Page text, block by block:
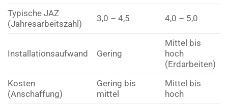
Typische JAZ
(Jahresarbeitszahl)
3,0 – 4,5 4,0 – 5,0
Installationsaufwand Gering
Mittel bis
hoch
(Erdarbeiten)
Kosten
(Anschaffung)
Gering bis
mittel
Mittel bis
hoch